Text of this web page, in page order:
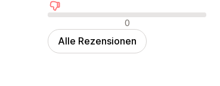
Negative Bewertungen
0
Alle Rezensionen